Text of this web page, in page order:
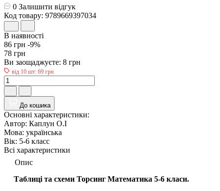
0 Залишити відгук
Код товару: 9789669397034
В наявності
86 грн -9%
78 грн
Ви заощаджуєте: 8 грн
від 10 шт: 69 грн
До кошика
Основні характеристики:
Автор: Каплун О.І
Мова: українська
Вік: 5-6 класс
Всі характеристики
Опис
Таблиці та схеми Торсинг Математика 5-6 класи.